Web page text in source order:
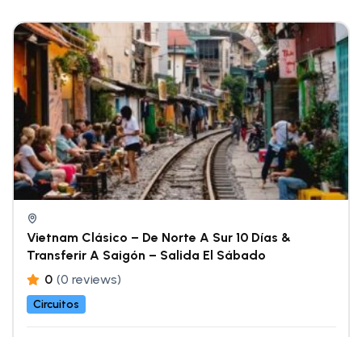
Vietnam Clásico – De Norte A Sur 10 Días &
Transferir A Saigón – Salida El Sábado
0 (0 reviews)
Circuitos